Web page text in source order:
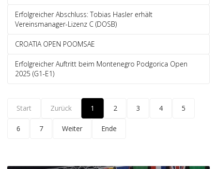
Erfolgreicher Abschluss: Tobias Hasler erhält
Vereinsmanager-Lizenz C (DOSB)
CROATIA OPEN POOMSAE
Erfolgreicher Auftritt beim Montenegro Podgorica Open
2025 (G1-E1)
Start Zurück 1 2 3 4 5
6 7 Weiter Ende